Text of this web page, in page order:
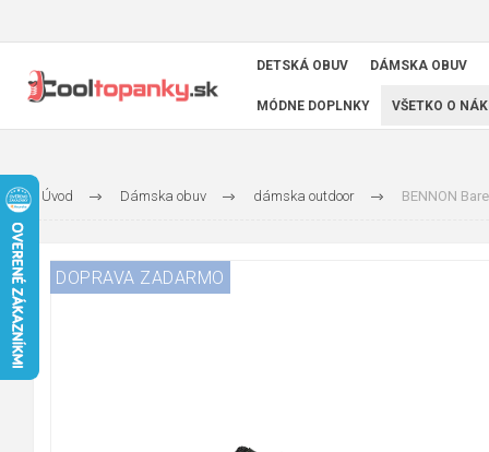
DETSKÁ OBUV DÁMSKA OBUV
MÓDNE DOPLNKY VŠETKO O
Úvod Dámska obuv dámska outdoor BENNON
DOPRAVA ZADARMO